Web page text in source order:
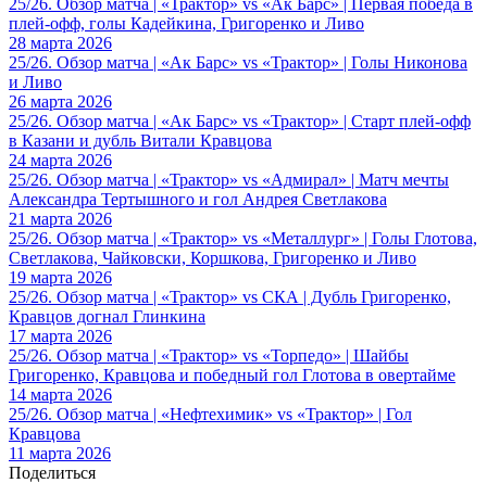
плей-офф, голы Кадейкина, Григоренко и Ливо
28 марта 2026
25/26. Обзор матча | «Ак Барс» vs «Трактор» | Голы Никонова
и Ливо
26 марта 2026
25/26. Обзор матча | «Ак Барс» vs «Трактор» | Старт плей-офф
в Казани и дубль Витали Кравцова
24 марта 2026
25/26. Обзор матча | «Трактор» vs «Адмирал» | Матч мечты
Александра Тертышного и гол Андрея Светлакова
21 марта 2026
25/26. Обзор матча | «Трактор» vs «Металлург» | Голы Глотова,
Светлакова, Чайковски, Коршкова, Григоренко и Ливо
19 марта 2026
25/26. Обзор матча | «Трактор» vs СКА | Дубль Григоренко,
Кравцов догнал Глинкина
17 марта 2026
25/26. Обзор матча | «Трактор» vs «Торпедо» | Шайбы
Григоренко, Кравцова и победный гол Глотова в овертайме
14 марта 2026
25/26. Обзор матча | «Нефтехимик» vs «Трактор» | Гол
Кравцова
11 марта 2026
Поделиться